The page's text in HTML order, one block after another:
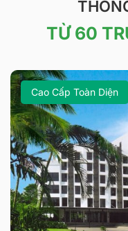
TỪ 60
Cao Cấp Toàn Diện